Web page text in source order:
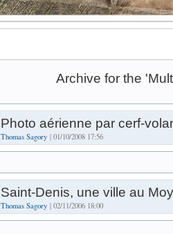
Archive for the
Photo aérienne par cerf-
Thomas Sagory | 01/10/2008 17:56
Saint-Denis, une ville au
Thomas Sagory | 02/11/2006 18:00